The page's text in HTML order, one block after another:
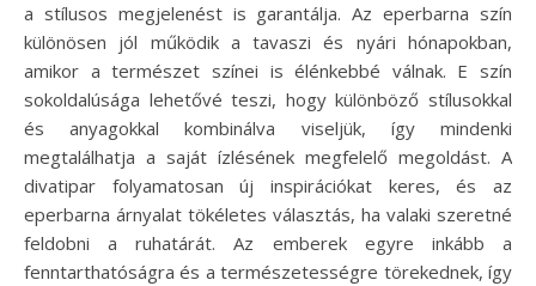
a stílusos megjelenést is garantálja. Az eperbarna szín
különösen jól működik a tavaszi és nyári hónapokban,
amikor a természet színei is élénkebbé válnak. E szín
sokoldalúsága lehetővé teszi, hogy különböző stílusokkal
és anyagokkal kombinálva viseljük, így mindenki
megtalálhatja a saját ízlésének megfelelő megoldást. A
divatipar folyamatosan új inspirációkat keres, és az
eperbarna árnyalat tökéletes választás, ha valaki szeretné
feldobni a ruhatárát. Az emberek egyre inkább a
fenntarthatóságra és a természetességre törekednek, így